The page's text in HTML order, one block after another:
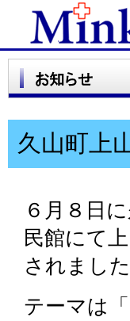
久山町上
６月８日
民館にて
されました
テーマは